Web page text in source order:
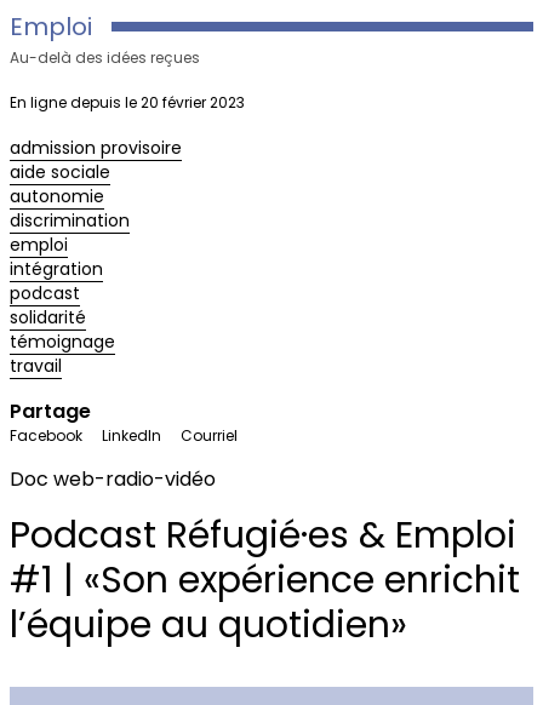
Emploi
Au-delà des idées reçues
En ligne depuis le 20 février 2023
admission provisoire
aide sociale
autonomie
discrimination
emploi
intégration
podcast
solidarité
témoignage
travail
Partage
Facebook LinkedIn Courriel
Doc web-radio-vidéo
Podcast Réfugié·es & Emploi
#1 | «Son expérience enrichit
l’équipe au quotidien»